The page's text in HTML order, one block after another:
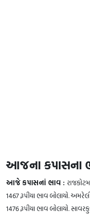
­­­આજના કપાસના
આજે કપાસનાં ભાવ :
1467 રૂપીયા ભાવ બોલાયો.
1476 રૂપીયા ભાવ બોલાયો.